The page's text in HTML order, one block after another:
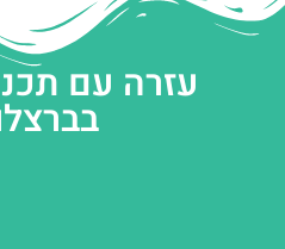
עזרה עם